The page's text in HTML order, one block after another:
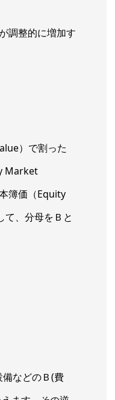
調整的に増加す
）で割った
Market
簿価（Equity
、分母をＢと
などのＢ(費